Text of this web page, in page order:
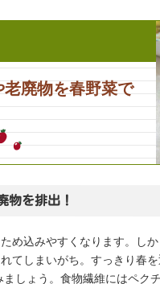
廃物を春野菜で
物を排出！
め込みやすくなります。し
てしまいがち。すっきり春
しょう。食物繊維にはペク